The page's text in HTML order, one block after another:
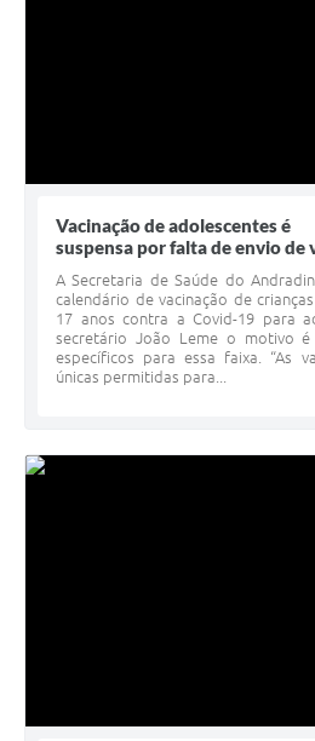
Vacinação de adolescentes é
suspensa por falta de envio de
A Secretaria de Saúde do
calendário de vacinação de
17 anos contra a Covid-19 para
secretário João Leme o motivo
específicos para essa faixa. “As
únicas permitidas para...